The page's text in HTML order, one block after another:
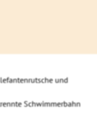
und
Schwimmerbahn